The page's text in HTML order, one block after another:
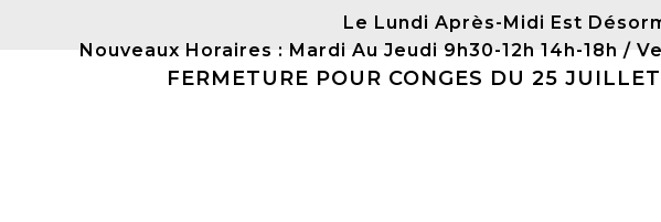
Le Lundi Après-Midi Est
Nouveaux Horaires : Mardi Au Jeudi 9h30-12h 14h-18h /
FERMETURE POUR CONGES DU 25